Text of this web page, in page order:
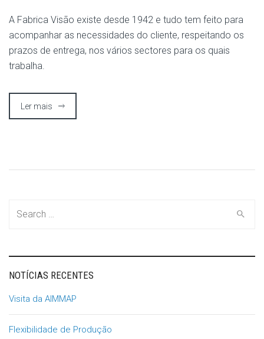
A Fabrica Visão existe desde 1942 e tudo tem feito para
acompanhar as necessidades do cliente, respeitando os
prazos de entrega, nos vários sectores para os quais
trabalha.
Ler mais
NOTÍCIAS RECENTES
Visita da AIMMAP
Flexibilidade de Produção